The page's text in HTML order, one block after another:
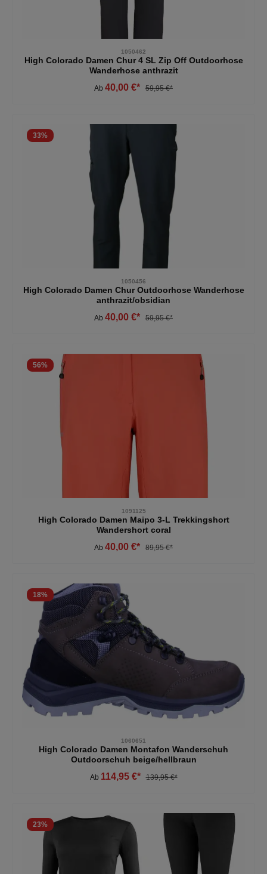
1050462
High Colorado Damen Chur 4 SL Zip Off Outdoorhose
Wanderhose anthrazit
Ab 40,00 €* 59,95 €*
33%
1050456
High Colorado Damen Chur Outdoorhose Wanderhose
anthrazit/obsidian
Ab 40,00 €* 59,95 €*
56%
1091125
High Colorado Damen Maipo 3-L Trekkingshort
Wandershort coral
Ab 40,00 €* 89,95 €*
18%
1060651
High Colorado Damen Montafon Wanderschuh
Outdoorschuh beige/hellbraun
Ab 114,95 €* 139,95 €*
23%